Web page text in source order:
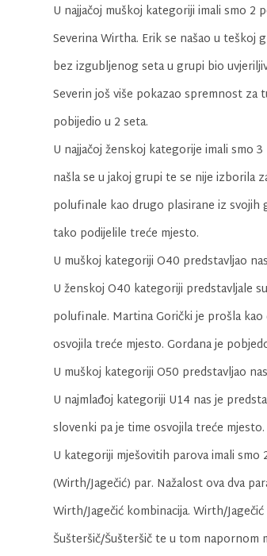
U najjačoj muškoj kategoriji imali smo 2
Severina Wirtha. Erik se našao u
bez izgubljenog seta u grupi bio
Severin još više pokazao spremnost za
pobijedio u 2 seta.
U najjačoj ženskoj kategorije imali smo
našla se u jakoj grupi te se nije izborila
polufinale kao drugo plasirane iz svojih
tako podijelile treće mjesto.
U muškoj kategoriji O40 predstavljao
U ženskoj O40 kategoriji predstavljale
polufinale. Martina Gorički je prošla
osvojila treće mjesto. Gordana je
U muškoj kategoriji O50 predstavljao
U najmlađoj kategoriji U14 nas je
slovenki pa je time osvojila treće mjesto.
U kategoriji mješovitih parova imali
(Wirth/Jagečić) par. Nažalost ova dva
Wirth/Jagečić kombinacija. Wirth/
Šušteršič/Šušteršič te u tom napornom